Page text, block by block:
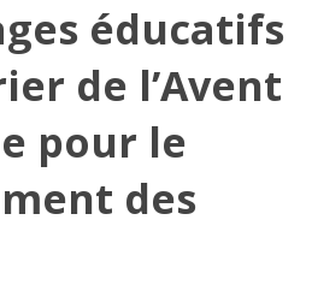
éducatifs
de l’Avent
pour le
des